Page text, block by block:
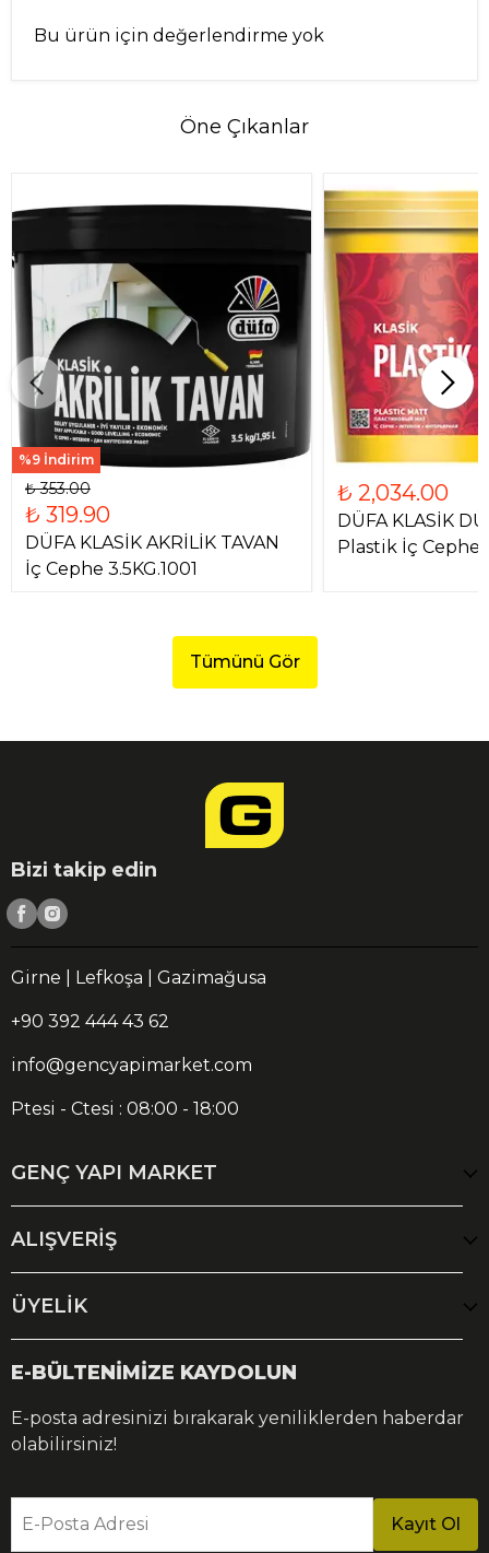
Bu ürün için değerlendirme yok
Öne Çıkanlar
%9 İndirim
₺ 353.00
₺ 319.90
DÜFA KLASİK AKRİLİK TAVAN
İç Cephe 3.5KG.1001
₺ 2,034.00
DÜFA KLASİK
Plastik İç Cephe
Tümünü Gör
Bizi takip edin
Girne | Lefkoşa | Gazimağusa
+90 392 444 43 62
info@gencyapimarket.com
Ptesi - Ctesi : 08:00 - 18:00
GENÇ YAPI MARKET
ALIŞVERİŞ
ÜYELİK
E-BÜLTENİMİZE KAYDOLUN
E-posta adresinizi bırakarak yeniliklerden haberdar
olabilirsiniz!
E-Posta Adresi Kayıt Ol